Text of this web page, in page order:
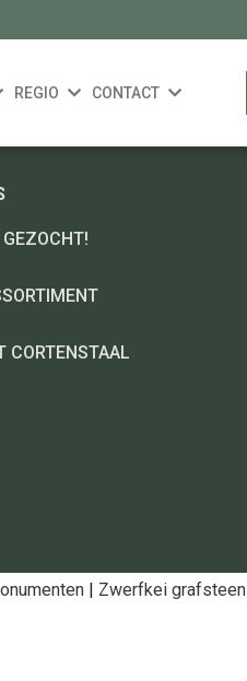
REGIO CONTACT
CORTENSTAAL
| Zwerfkei grafsteen